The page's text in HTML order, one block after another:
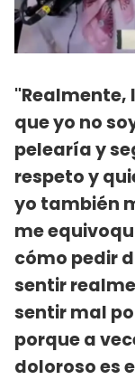
"Realmente,
que yo no
pelearía y
respeto y
yo también
me
cómo pedir
sentir
sentir mal
porque a
doloroso es